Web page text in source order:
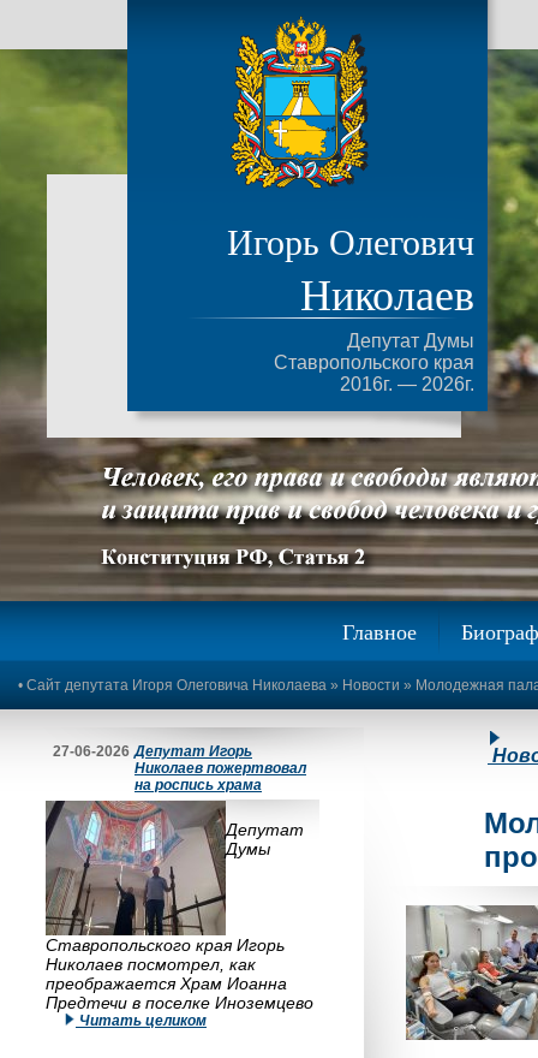
Игорь Олегович
Николаев
Депутат Думы
Ставропольского края
2016г. — 2026г.
Главное
• Сайт депутата Игоря Олеговича Николаева » Новости » Молодежная
27-06-2026 Депутат Игорь
Николаев пожертвовал
на роспись храма
Депутат
Думы
Ставропольского края Игорь
Николаев посмотрел, как
преображается Храм Иоанна
Предтечи в поселке Иноземцево
Читать целиком